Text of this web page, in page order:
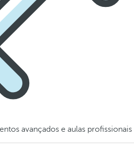
avançados e aulas profissionais